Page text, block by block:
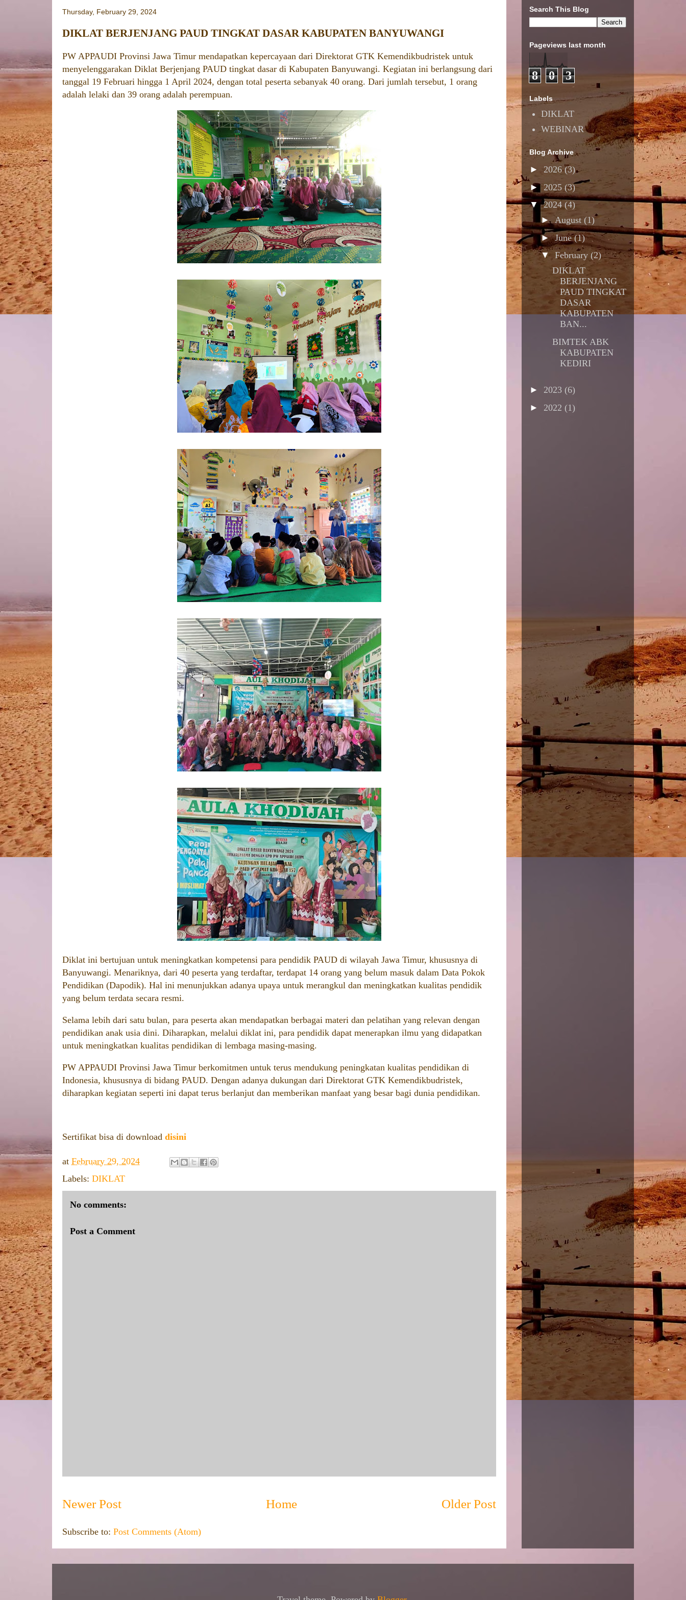
Thursday, February 29, 2024
DIKLAT BERJENJANG PAUD TINGKAT DASAR KABUPATEN BANYUWANGI
PW APPAUDI Provinsi Jawa Timur mendapatkan kepercayaan dari Direktorat GTK Kemendikbudristek untuk
menyelenggarakan Diklat Berjenjang PAUD tingkat dasar di Kabupaten Banyuwangi. Kegiatan ini berlangsung dari
tanggal 19 Februari hingga 1 April 2024, dengan total peserta sebanyak 40 orang. Dari jumlah tersebut, 1 orang
adalah lelaki dan 39 orang adalah perempuan.
Diklat ini bertujuan untuk meningkatkan kompetensi para pendidik PAUD di wilayah Jawa Timur, khususnya di
Banyuwangi. Menariknya, dari 40 peserta yang terdaftar, terdapat 14 orang yang belum masuk dalam Data Pokok
Pendidikan (Dapodik). Hal ini menunjukkan adanya upaya untuk merangkul dan meningkatkan kualitas pendidik
yang belum terdata secara resmi.
Selama lebih dari satu bulan, para peserta akan mendapatkan berbagai materi dan pelatihan yang relevan dengan
pendidikan anak usia dini. Diharapkan, melalui diklat ini, para pendidik dapat menerapkan ilmu yang didapatkan
untuk meningkatkan kualitas pendidikan di lembaga masing-masing.
PW APPAUDI Provinsi Jawa Timur berkomitmen untuk terus mendukung peningkatan kualitas pendidikan di
Indonesia, khususnya di bidang PAUD. Dengan adanya dukungan dari Direktorat GTK Kemendikbudristek,
diharapkan kegiatan seperti ini dapat terus berlanjut dan memberikan manfaat yang besar bagi dunia pendidikan.
Sertifikat bisa di download disini
at February 29, 2024
Labels: DIKLAT
No comments:
Post a Comment
Newer Post Older Post
Home
Subscribe to: Post Comments (Atom)
Search This Blog
Pageviews last month
8 0 3
Labels
DIKLAT
WEBINAR
Blog Archive
► 2026(3)
► 2025 (3)
▼2024(4)
► August (1)
►June(1)
▼ February (2)
DIKLAT
BERJENJANG
PAUD TINGKAT
DASAR
KABUPATEN
BAN...
BIMTEK ABK
KABUPATEN
KEDIRI
► 2023 (6)
► 2022 (1)